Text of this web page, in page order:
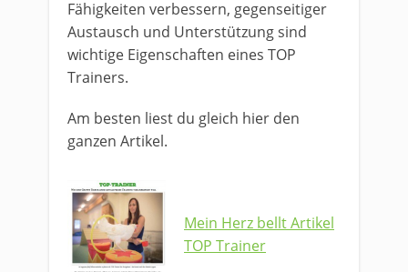
Fähigkeiten verbessern, gegenseitiger
Austausch und Unterstützung sind
wichtige Eigenschaften eines TOP
Trainers.
Am besten liest du gleich hier den
ganzen Artikel.
Mein Herz bellt Artikel
TOP Trainer